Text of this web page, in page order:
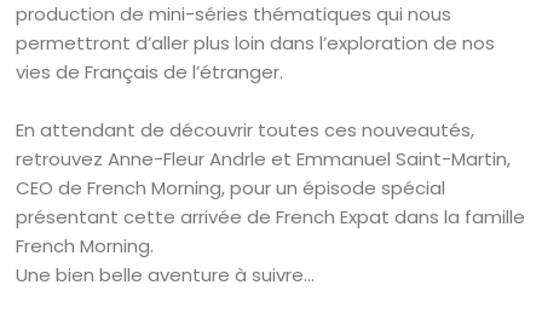
production de mini-séries thématiques qui nous
permettront d’aller plus loin dans l’exploration de nos
vies de Français de l’étranger.
En attendant de découvrir toutes ces nouveautés,
retrouvez Anne-Fleur Andrle et Emmanuel Saint-Martin,
CEO de French Morning, pour un épisode spécial
présentant cette arrivée de French Expat dans la famille
French Morning.
Une bien belle aventure à suivre…